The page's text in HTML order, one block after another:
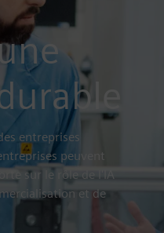
entreprises
peuvent
sur le rôle de l'IA
et de